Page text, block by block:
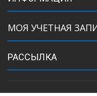
МОЯ УЧЕТНАЯ
РАССЫЛКА